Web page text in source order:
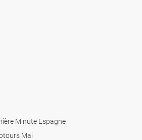
Minute Espagne
Mai